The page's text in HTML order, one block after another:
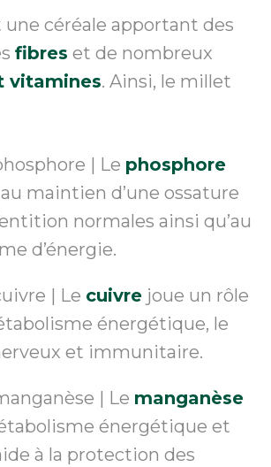
céréale apportant des
fibres et de nombreux
vitamines. Ainsi, le millet
| Le phosphore
maintien d’une ossature
normales ainsi qu’au
d’énergie.
| Le cuivre joue un rôle
énergétique, le
et immunitaire.
| Le manganèse
énergétique et
à la protection des